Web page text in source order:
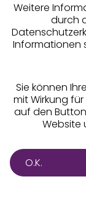
Weitere
durch
Informationen
Sie können
mit Wirkung
auf den
Website
O.K.